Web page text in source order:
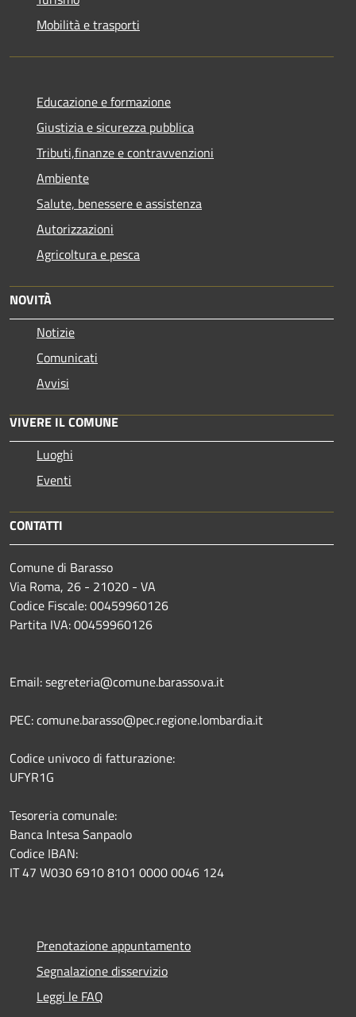
Mobilità e trasporti
Educazione e formazione
Giustizia e sicurezza pubblica
Tributi,finanze e contravvenzioni
Ambiente
Salute, benessere e assistenza
Autorizzazioni
Agricoltura e pesca
NOVITÀ
Notizie
Comunicati
Avvisi
VIVERE IL COMUNE
Luoghi
Eventi
CONTATTI
Comune di Barasso
Via Roma, 26 - 21020 - VA
Codice Fiscale: 00459960126
Partita IVA: 00459960126
Email: segreteria@comune.barasso.va.it
PEC: comune.barasso@pec.regione.lombardia.it
Codice univoco di fatturazione:
UFYR1G
Tesoreria comunale:
Banca Intesa Sanpaolo
Codice IBAN:
IT 47 W030 6910 8101 0000 0046 124
Prenotazione appuntamento
Segnalazione disservizio
Leggi le FAQ